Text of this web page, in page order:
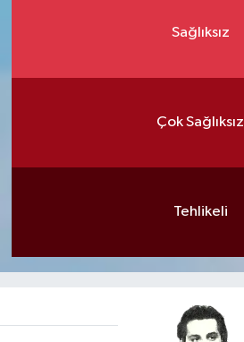
Sağlıksız
Çok Sağlıksız
Tehlikeli